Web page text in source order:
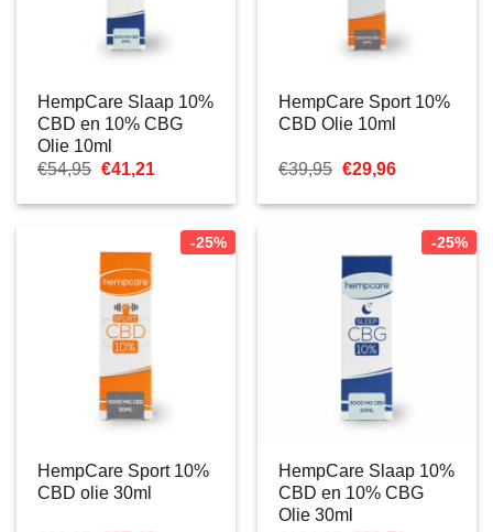
HempCare Slaap 10%
CBD en 10% CBG
Olie 10ml
€54,95 Oorspronkelijke
was:
€41,21Huidige
is:
HempCare Sport 10%
CBD Olie 10ml
€39,95 Oorspronkelijke
was:
€29,96Huidige
is:
-25%
HempCare Sport 10%
CBD olie 30ml
-25%
HempCare Slaap 10%
CBD en 10% CBG
Olie 30ml